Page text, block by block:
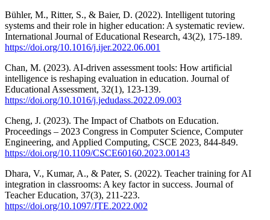
Bühler, M., Ritter, S., & Baier, D. (2022). Intelligent tutoring
systems and their role in higher education: A systematic review.
International Journal of Educational Research, 43(2), 175-189.
https://doi.org/10.1016/j.ijer.2022.06.001
Chan, M. (2023). AI-driven assessment tools: How artificial
intelligence is reshaping evaluation in education. Journal of
Educational Assessment, 32(1), 123-139.
https://doi.org/10.1016/j.jedudass.2022.09.003
Cheng, J. (2023). The Impact of Chatbots on Education.
Proceedings – 2023 Congress in Computer Science, Computer
Engineering, and Applied Computing, CSCE 2023, 844-849.
https://doi.org/10.1109/CSCE60160.2023.00143
Dhara, V., Kumar, A., & Pater, S. (2022). Teacher training for AI
integration in classrooms: A key factor in success. Journal of
Teacher Education, 37(3), 211-223.
https://doi.org/10.1097/JTE.2022.002